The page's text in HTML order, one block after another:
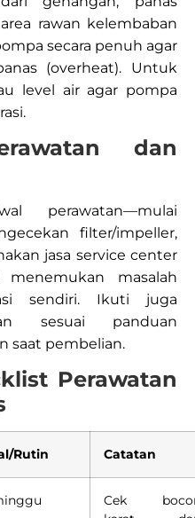
rawan kelembaban
secara penuh agar
(overheat). Untuk
level air agar pompa
dan
perawatan—mulai
filter/impeller,
jasa service center
masalah
sendiri. Ikuti juga
sesuai panduan
saat pembelian.​
Perawatan
Rutin Catatan
Cek